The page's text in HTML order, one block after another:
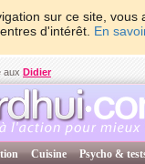
sur ce site,
d'intérêt. En
aux Didier
Cuisine Psycho &